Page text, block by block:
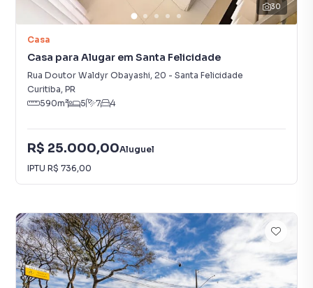
30
Casa
Casa para Alugar em Santa Felicidade
Rua Doutor Waldyr Obayashi, 20 - Santa Felicidade
Curitiba, PR
590m² 5 7 4
R$ 25.000,00Aluguel
IPTU R$ 736,00